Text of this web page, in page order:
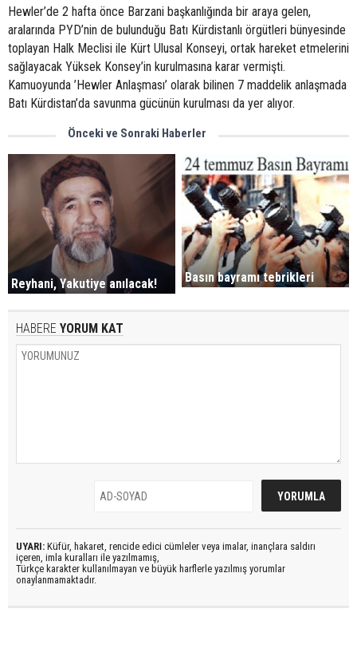
Hewler’de 2 hafta önce Barzani başkanlığında bir araya gelen,
aralarında PYD’nin de bulunduğu Batı Kürdistanlı örgütleri bünyesinde
toplayan Halk Meclisi ile Kürt Ulusal Konseyi, ortak hareket etmelerini
sağlayacak Yüksek Konsey’in kurulmasına karar vermişti.
Kamuoyunda ’Hewler Anlaşması’ olarak bilinen 7 maddelik anlaşmada
Batı Kürdistan’da savunma gücünün kurulması da yer alıyor.
Önceki ve Sonraki Haberler
Reyhani, Yakutiye anılacak! Basın bayramı tebrikleri
HABERE YORUM KAT
UYARI: Küfür, hakaret, rencide edici cümleler veya imalar, inançlara saldırı
içeren, imla kuralları ile yazılmamış,
Türkçe karakter kullanılmayan ve büyük harflerle yazılmış yorumlar
onaylanmamaktadır.